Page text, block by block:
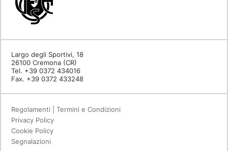
Largo degli Sportivi, 18
26100 Cremona (CR)
Tel. +39 0372 434016
Fax. +39 0372 433248
Regolamenti | Termini e Condizioni
Privacy Policy
Cookie Policy
Segnalazioni